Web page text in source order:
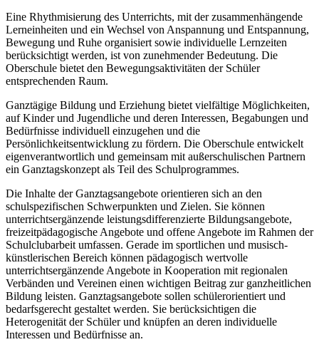
Eine Rhythmisierung des Unterrichts, mit der zusammenhängende
Lerneinheiten und ein Wechsel von Anspannung und Entspannung,
Bewegung und Ruhe organisiert sowie individuelle Lernzeiten
berücksichtigt werden, ist von zunehmender Bedeutung. Die
Oberschule bietet den Bewegungsaktivitäten der Schüler
entsprechenden Raum.
Ganztägige Bildung und Erziehung bietet vielfältige Möglichkeiten,
auf Kinder und Jugendliche und deren Interessen, Begabungen und
Bedürfnisse individuell einzugehen und die
Persönlichkeitsentwicklung zu fördern. Die Oberschule entwickelt
eigenverantwortlich und gemeinsam mit außerschulischen Partnern
ein Ganztagskonzept als Teil des Schulprogrammes.
Die Inhalte der Ganztagsangebote orientieren sich an den
schulspezifischen Schwerpunkten und Zielen. Sie können
unterrichtsergänzende leistungsdifferenzierte Bildungsangebote,
freizeitpädagogische Angebote und offene Angebote im Rahmen der
Schulclubarbeit umfassen. Gerade im sportlichen und musisch-
künstlerischen Bereich können pädagogisch wertvolle
unterrichtsergänzende Angebote in Kooperation mit regionalen
Verbänden und Vereinen einen wichtigen Beitrag zur ganzheitlichen
Bildung leisten. Ganztagsangebote sollen schülerorientiert und
bedarfsgerecht gestaltet werden. Sie berücksichtigen die
Heterogenität der Schüler und knüpfen an deren individuelle
Interessen und Bedürfnisse an.